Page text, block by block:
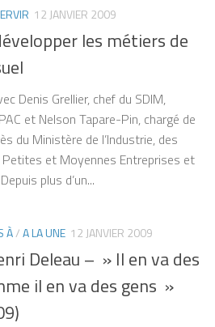
12 JANVIER 2009
développer les métiers de
Denis Grellier, chef du SDIM,
et Nelson Tapare-Pin, chargé de
du Ministère de l’Industrie, des
et Moyennes Entreprises et
plus d’un...
À/A LA UNE 12 JANVIER 2009
Deleau – » Il en va des
il en va des gens »